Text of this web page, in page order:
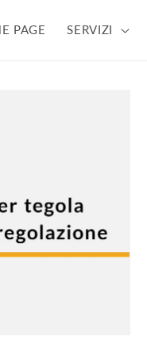
PAGE SERVIZI